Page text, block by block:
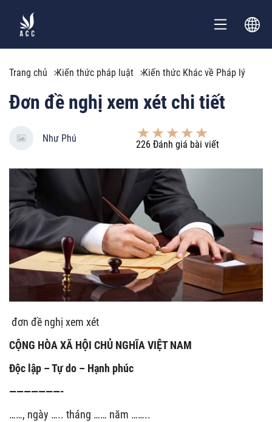
Trang chủ Kiến thức pháp luật Kiến thức Khác về Pháp lý
Đơn đề nghị xem xét chi tiết
Như Phú
226 Đánh giá bài viết
đơn đề nghị xem xét
CỘNG HÒA XÃ HỘI CHỦ NGHĨA VIỆT NAM
Độc lập – Tự do – Hạnh phúc
———————-
……, ngày ….. tháng …… năm ……..